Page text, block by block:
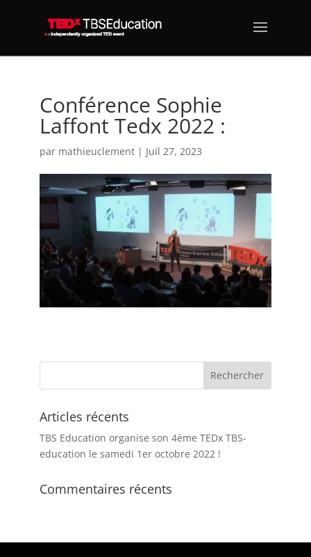
Conférence Sophie
Laffont Tedx 2022 :
par mathieuclement| Juil 27, 2023
Articles récents
TBS Education organise son 4ème TEDx TBS-
education le samedi 1er octobre 2022 !
Commentaires récents